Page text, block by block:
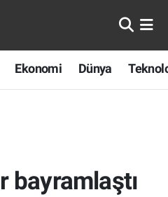
Ekonomi Dünya
bayramlaştı